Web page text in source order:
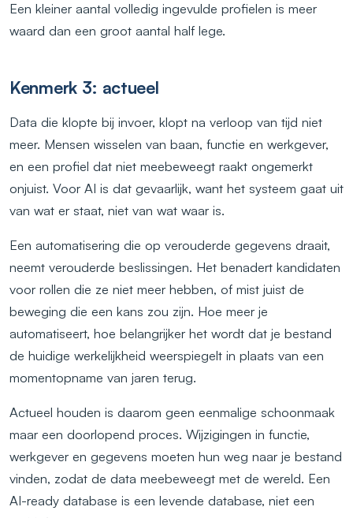
Een kleiner aantal volledig ingevulde profielen is meer
waard dan een groot aantal half lege.
Kenmerk 3: actueel
Data die klopte bij invoer, klopt na verloop van tijd niet
meer. Mensen wisselen van baan, functie en werkgever,
en een profiel dat niet meebeweegt raakt ongemerkt
onjuist. Voor AI is dat gevaarlijk, want het systeem gaat uit
van wat er staat, niet van wat waar is.
Een automatisering die op verouderde gegevens draait,
neemt verouderde beslissingen. Het benadert kandidaten
voor rollen die ze niet meer hebben, of mist juist de
beweging die een kans zou zijn. Hoe meer je
automatiseert, hoe belangrijker het wordt dat je bestand
de huidige werkelijkheid weerspiegelt in plaats van een
momentopname van jaren terug.
Actueel houden is daarom geen eenmalige schoonmaak
maar een doorlopend proces. Wijzigingen in functie,
werkgever en gegevens moeten hun weg naar je bestand
vinden, zodat de data meebeweegt met de wereld. Een
AI-ready database is een levende database, niet een